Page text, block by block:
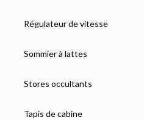
Régulateur de vitesse
Sommier à lattes
Stores occultants
Tapis de cabine